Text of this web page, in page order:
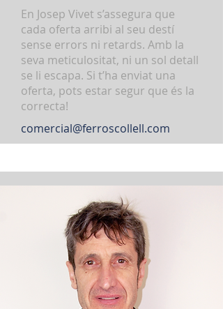
En Josep Vivet s’assegura que
cada oferta arribi al seu destí
sense errors ni retards. Amb la
seva meticulositat, ni un sol detall
se li escapa. Si t’ha enviat una
oferta, pots estar segur que és la
correcta!
comercial@ferroscollell.com